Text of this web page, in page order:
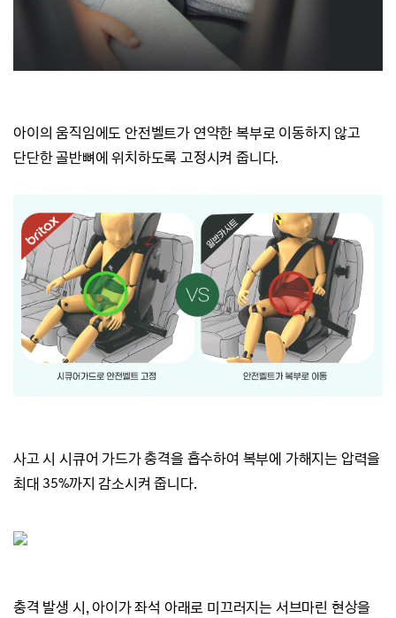
아이의 움직임에도 안전벨트가 연약한복부로 이동하지 않고
단단한 골반뼈에 위치하도록 고정시켜 줍니다.
사고 시 시큐어 가드가 충격을 흡수하여 복부에 가해지는 압력을
최대 35%까지 감소시켜 줍니다.
충격 발생 시, 아이가 좌석 아래로 미끄러지는 서브마린 현상을